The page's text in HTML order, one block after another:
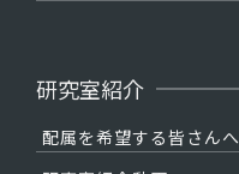
研究室紹介
配属を希望する皆さんへ